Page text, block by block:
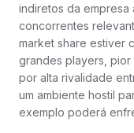
indiretos da empresa
concorrentes
market share estiver
grandes players, pior
por alta rivalidade
um ambiente hostil
exemplo poderá